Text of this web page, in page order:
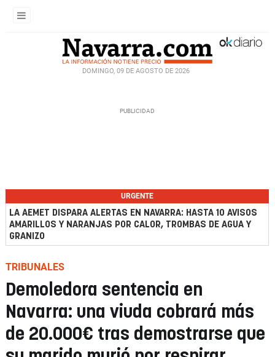
DOMINGO, 09 DE AGOSTO DE 2026
URGENTE
LA AEMET DISPARA ALERTAS EN NAVARRA: HASTA 10 AVISOS
AMARILLOS Y NARANJAS POR CALOR, TROMBAS DE AGUA Y
GRANIZO
TRIBUNALES
Demoledora sentencia en
Navarra: una viuda cobrará más
de 20.000€ tras demostrarse que